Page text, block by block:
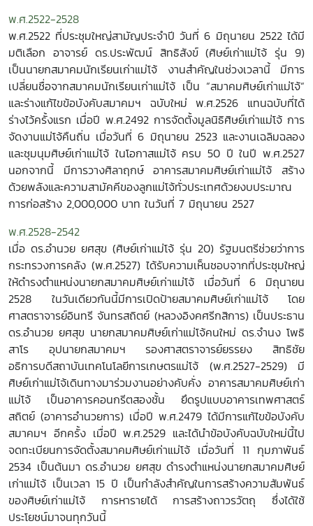
พ.ศ.2522-2528
พ.ศ.2522 ที่ประชุมใหญ่สามัญประจำปี วันที่ 6 มิถุนายน 2522 ได้มี
มติเลือก อาจารย์ ดร.ประพัฒน์ สิทธิสังข์ (ศิษย์เก่าแม่โจ้ รุ่น 9)
เป็นนายกสมาคมนักเรียนเก่าแม่โจ้ งานสำคัญในช่วงเวลานี้ มีการ
เปลี่ยนชื่อจากสมาคมนักเรียนเก่าแม่โจ้ เป็น “สมาคมศิษย์เก่าแม่โจ้“
และร่างแก้ไขข้อบังคับสมาคมฯ ฉบับใหม่ พ.ศ.2526 แทนฉบับที่ได้
ร่างไว้ครั้งแรก เมื่อปี พ.ศ.2492 การจัดตั้งมูลนิธิศิษย์เก่าแม่โจ้ การ
จัดงานแม่โจ้คืนถิ่น เมื่อวันที่ 6 มิถุนายน 2523 และงานเฉลิมฉลอง
และชุมนุมศิษย์เก่าแม่โจ้ ในโอกาสแม่โจ้ ครบ 50 ปี ในปี พ.ศ.2527
นอกจากนี้ มีการวางศิลาฤกษ์ อาคารสมาคมศิษย์เก่าแม่โจ้ สร้าง
ด้วยพลังและความสามัคคีของลูกแม่โจ้ทั่วประเทศด้วยงบประมาณ
การก่อสร้าง 2,000,000 บาท ในวันที่ 7 มิถุนายน 2527
พ.ศ.2528-2542
เมื่อ ดร.อำนวย ยศสุข (ศิษย์เก่าแม่โจ้ รุ่น 20) รัฐมนตรีช่วยว่าการ
กระทรวงการคลัง (พ.ศ.2527) ได้รับความเห็นชอบจากที่ประชุมใหญ่
ให้ดำรงตำแหน่งนายกสมาคมศิษย์เก่าแม่โจ้ เมื่อวันที่ 6 มิถุนายน
2528 ในวันเดียวกันนี้มีการเปิดป้ายสมาคมศิษย์เก่าแม่โจ้ โดย
ศาสตราจารย์อินทรี จันทรสถิตย์ (หลวงอิงคศรีกสิการ) เป็นประธาน
ดร.อำนวย ยศสุข นายกสมาคมศิษย์เก่าแม่โจ้คนใหม่ ดร.จำนง โพธิ
สาโร อุปนายกสมาคมฯ รองศาสตราจารย์ยรรยง สิทธิชัย
อธิการบดีสถาบันเทคโนโลยีการเกษตรแม่โจ้ (พ.ศ.2527-2529) มี
ศิษย์เก่าแม่โจ้เดินทางมาร่วมงานอย่างคับคั่ง อาคารสมาคมศิษย์เก่า
แม่โจ้ เป็นอาคารคอนกรีตสองชั้น ยึดรูปแบบอาคารเทพศาสตร์
สถิตย์ (อาคารอำนวยการ) เมื่อปี พ.ศ.2479 ได้มีการแก้ไขข้อบังคับ
สมาคมฯ อีกครั้ง เมื่อปี พ.ศ.2529 และได้นำข้อบังคับฉบับใหม่นี้ไป
จดทะเบียนการจัดตั้งสมาคมศิษย์เก่าแม่โจ้ เมื่อวันที่ 11 กุมภาพันธ์
2534 เป็นต้นมา ดร.อำนวย ยศสุข ดำรงตำแหน่งนายกสมาคมศิษย์
เก่าแม่โจ้ เป็นเวลา 15 ปี เป็นกำลังสำคัญในการสร้างความสัมพันธ์
ของศิษย์เก่าแม่โจ้ การหารายได้ การสร้างถาวรวัตถุ ซึ่งได้ใช้
ประโยชน์มาจนทุกวันนี้